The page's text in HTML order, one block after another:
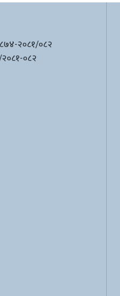
२०८१/०८२
२०८१-०८२